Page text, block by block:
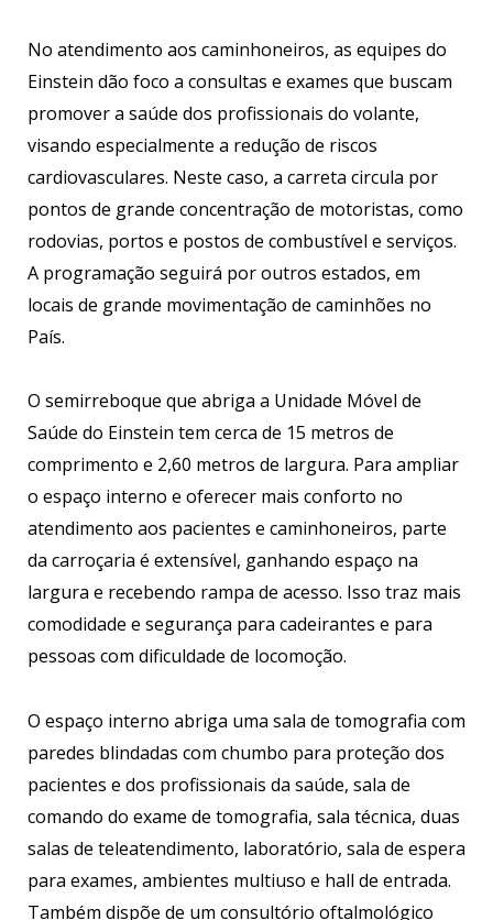
No atendimento aos caminhoneiros, as equipes do
Einstein dão foco a consultas e exames que buscam
promover a saúde dos profissionais do volante,
visando especialmente a redução de riscos
cardiovasculares. Neste caso, a carreta circula por
pontos de grande concentração de motoristas, como
rodovias, portos e postos de combustível e serviços.
A programação seguirá por outros estados, em
locais de grande movimentação de caminhões no
País.
O semirreboque que abriga a Unidade Móvel de
Saúde do Einstein tem cerca de 15 metros de
comprimento e 2,60 metros de largura. Para ampliar
o espaço interno e oferecer mais conforto no
atendimento aos pacientes e caminhoneiros, parte
da carroçaria é extensível, ganhando espaço na
largura e recebendo rampa de acesso. Isso traz mais
comodidade e segurança para cadeirantes e para
pessoas com dificuldade de locomoção.
O espaço interno abriga uma sala de tomografia com
paredes blindadas com chumbo para proteção dos
pacientes e dos profissionais da saúde, sala de
comando do exame de tomografia, sala técnica, duas
salas de teleatendimento, laboratório, sala de espera
para exames, ambientes multiuso e hall de entrada.
Também dispõe de um consultório oftalmológico